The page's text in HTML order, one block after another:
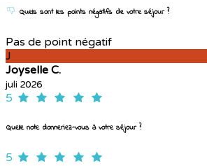
Quels sont les points négatifs de votre séjour ?
Pas de point négatif
J
Joyselle C.
juli 2026
5
Quelle note donneriez-vous à votre séjour ?
5